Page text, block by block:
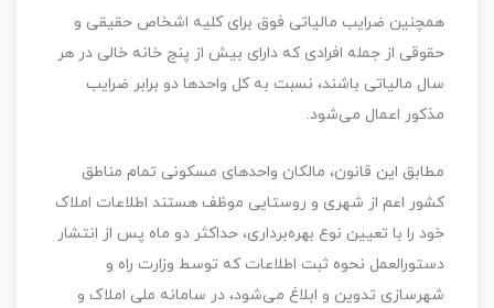
همچنین ضرایب مالیاتی فوق برای کلیه اشخاص حقیقی و
حقوقی از جمله افرادی که دارای بیش از پنج خانه خالی در هر
سال مالیاتی باشند، نسبت به کل واحدها دو برابر ضرایب
مذکور اعمال می‌شود.
مطابق این قانون، مالکان واحدهای مسکونی تمام مناطق
کشور اعم از شهری و روستایی موظف هستند اطلاعات املاک
خود را با تعیین نوع بهره‌برداری، حداکثر دو ماه پس از انتشار
دستورالعمل نحوه ثبت اطلاعات که توسط وزارت راه و
شهرسازی تدوین و ابلاغ می‌شود، در سامانه ملی املاک و